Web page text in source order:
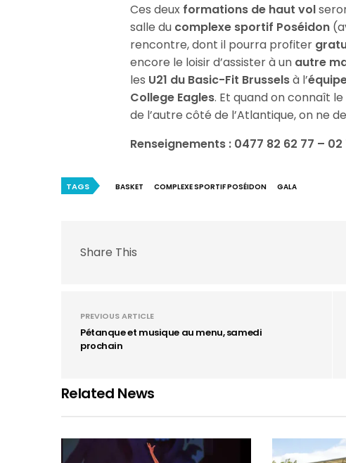
Ces deux formations de haut vol
salle du complexe sportif Poséidon
rencontre, dont il pourra profiter
encore le loisir d’assister à un autre
les U21 du Basic-Fit Brusselsà l’
College Eagles. Et quand on connaît
de l’autre côté de l’Atlantique, on ne
Renseignements : 0477 82 62 77 – 02
TAGS BASKET COMPLEXE SPORTIF POSÉIDON GALA
Share This
PREVIOUS ARTICLE
Pétanque et musique au menu, samedi
prochain
Related News